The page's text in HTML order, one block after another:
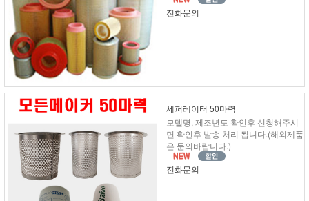
전화문의
세퍼레이터 50마력
모델명, 제조년도 확인후 신청해주시
면 확인후 발송 처리 됩니다.(해외제품
은 문의바랍니다.)
전화문의